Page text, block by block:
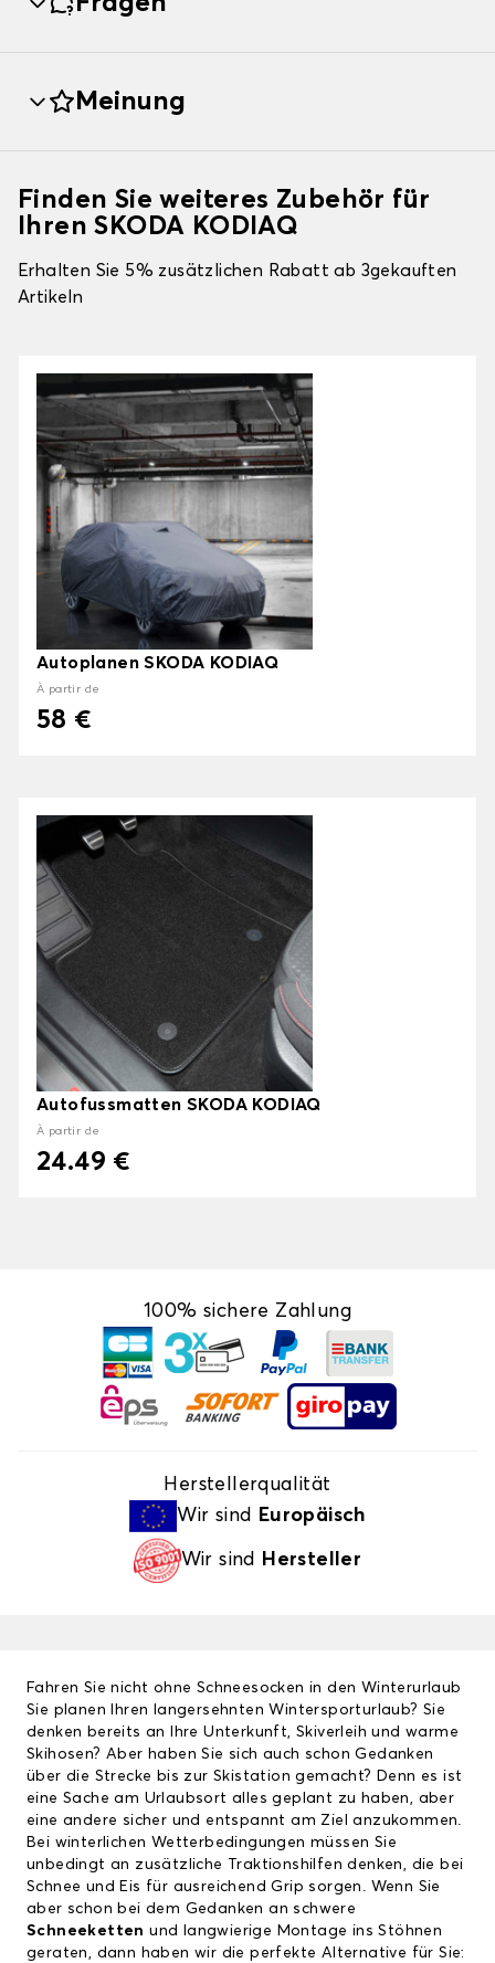
Meinung
Finden Sie weiteres Zubehör für
Ihren SKODA KODIAQ
Erhalten Sie 5% zusätzlichen Rabatt ab 3gekauften
Artikeln
Autoplanen SKODA KODIAQ
À partir de
58 €
Autofussmatten SKODA KODIAQ
À partir de
24.49 €
100% sichere Zahlung
Herstellerqualität
Wir sind
Europäisch
Wir sind Hersteller
Fahren Sie nicht ohne Schneesocken in den Winterurlaub
Sie planen Ihren langersehnten Wintersporturlaub? Sie
denken bereits an Ihre Unterkunft, Skiverleih und warme
Skihosen? Aber haben Sie sich auch schon Gedanken
über die Strecke bis zur Skistation gemacht? Denn es ist
eine Sache am Urlaubsort alles geplant zu haben, aber
eine andere sicher und entspannt am Ziel anzukommen.
Bei winterlichen Wetterbedingungen müssen Sie
unbedingt an zusätzliche Traktionshilfen denken, die bei
Schnee und Eis für ausreichend Grip sorgen. Wenn Sie
aber schon bei dem Gedanken an schwere
Schneeketten und langwierige Montage ins Stöhnen
geraten, dann haben wir die perfekte Alternative für Sie: